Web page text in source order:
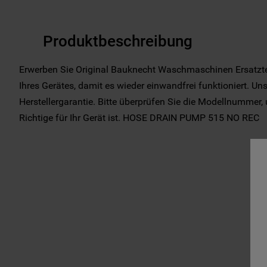
Produktbeschreibung
Erwerben Sie Original Bauknecht Waschmaschinen
Ihres Gerätes, damit es wieder einwandfrei funktioniert.
Herstellergarantie. Bitte überprüfen Sie die
Richtige für Ihr Gerät ist. HOSE DRAIN PUMP 515 NO REC